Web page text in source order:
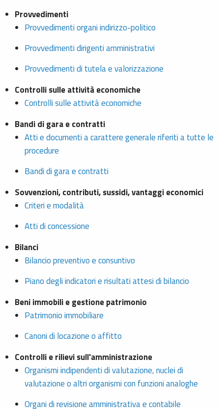
Provvedimenti
Provvedimenti organi indirizzo-politico
Provvedimenti dirigenti amministrativi
Provvedimenti di tutela e valorizzazione
Controlli sulle attività economiche
Controlli sulle attività economiche
Bandi di gara e contratti
Atti e documenti a carattere generale riferiti a tutte le
procedure
Bandi di gara e contratti
Sovvenzioni, contributi, sussidi, vantaggi economici
Criteri e modalità
Atti di concessione
Bilanci
Bilancio preventivo e consuntivo
Piano degli indicatori e risultati attesi di bilancio
Beni immobili e gestione patrimonio
Patrimonio immobiliare
Canoni di locazione o affitto
Controlli e rilievi sull'amministrazione
Organismi indipendenti di valutazione, nuclei di
valutazione o altri organismi con funzioni analoghe
Organi di revisione amministrativa e contabile